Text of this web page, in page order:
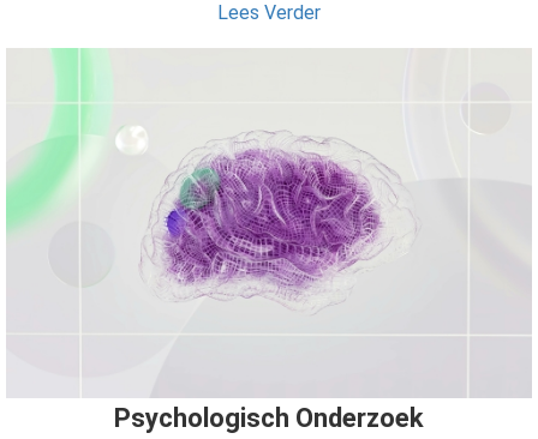
Lees Verder
Psychologisch Onderzoek